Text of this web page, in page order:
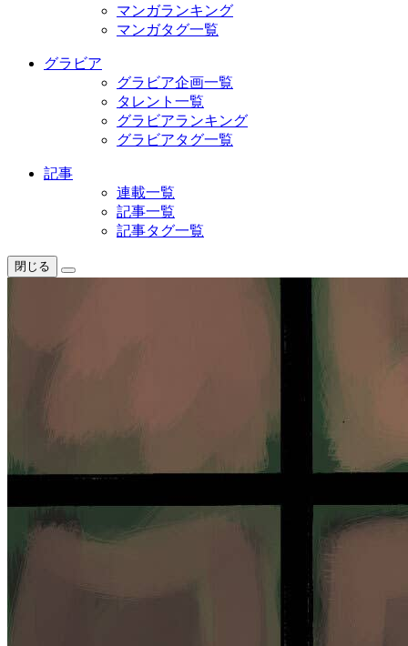
マンガランキング
マンガタグ一覧
グラビア
グラビア企画一覧
タレント一覧
グラビアランキング
グラビアタグ一覧
記事
連載一覧
記事一覧
記事タグ一覧
閉じる